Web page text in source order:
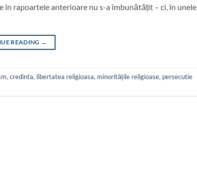
rapoartele anterioare nu s-a îmbunătățit – ci, în unele
READING →
,credinta, libertatea religioasa, minoritățile religioase, persecutie